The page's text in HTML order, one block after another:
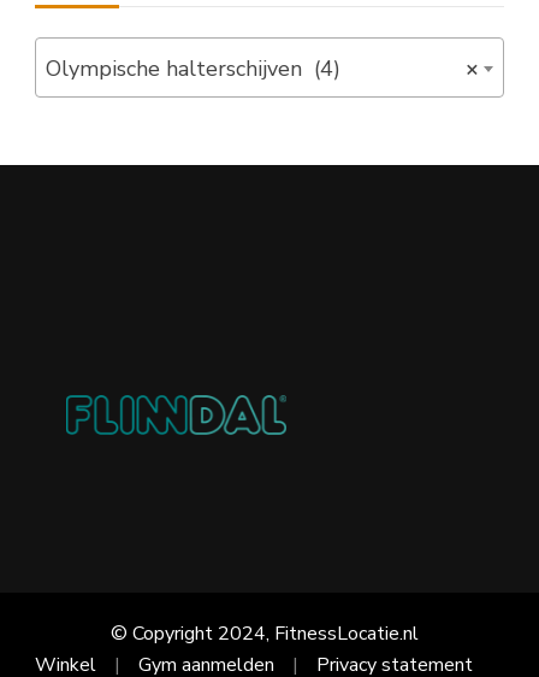
×
Olympische halterschijven (4)
© Copyright 2024, FitnessLocatie.nl
Winkel
Gym aanmelden Privacy statement